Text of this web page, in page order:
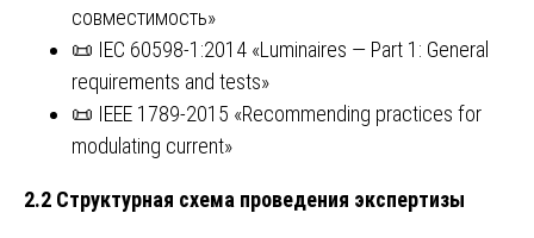
совместимость»
📜 IEC 60598-1:2014 «Luminaires — Part 1: General
requirements and tests»
📜 IEEE 1789-2015 «Recommending practices for
modulating current»
2.2 Структурная схема проведения экспертизы